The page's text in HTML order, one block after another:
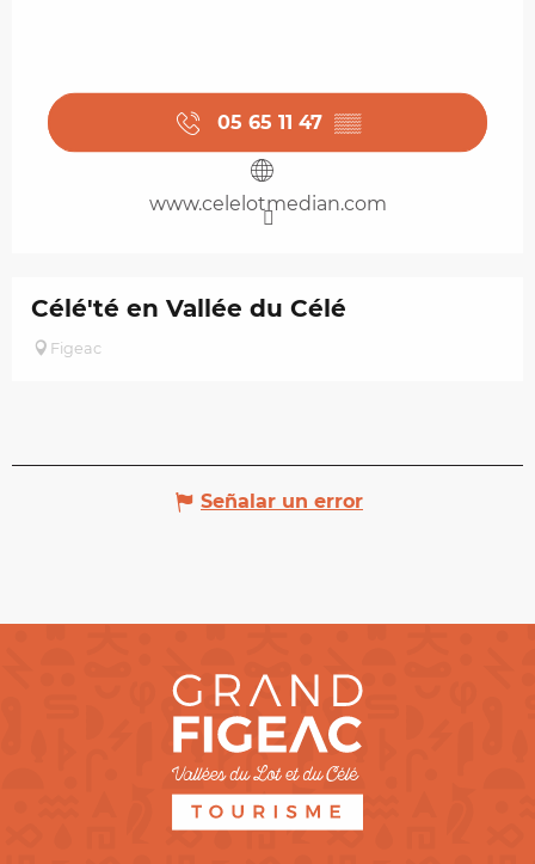
05 65 11 47 ▒▒
www.celelotmedian.com
Célé'té en Vallée du Célé
Figeac
Señalar un error